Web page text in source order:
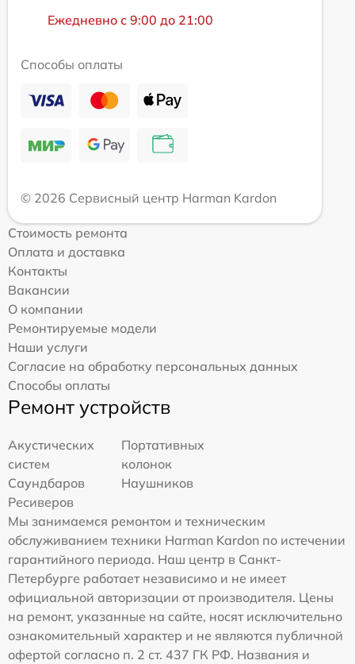
Ежедневно с 9:00 до 21:00
Способы оплаты
© 2026 Сервисный центр Harman Kardon
Стоимость ремонта
Оплата и доставка
Контакты
Вакансии
О компании
Ремонтируемые модели
Наши услуги
Согласие на обработку персональных данных
Способы оплаты
Ремонт устройств
Акустических
систем
Портативных
колонок
Саундбаров
Наушников
Ресиверов
Мы занимаемся ремонтом и техническим
обслуживанием техники Harman Kardon по истечении
гарантийного периода. Наш центр в Санкт-
Петербурге работает независимо и не имеет
официальной авторизации от производителя. Цены
на ремонт, указанные на сайте, носят исключительно
ознакомительный характер и не являются публичной
офертой согласно п. 2 ст. 437 ГК РФ. Названия и